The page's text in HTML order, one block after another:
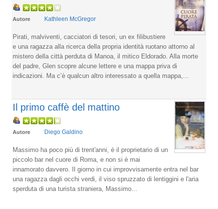
Autore Kathleen McGregor
Pirati, malviventi, cacciatori di tesori, un ex filibustiere
e una ragazza alla ricerca della propria identità ruotano attorno al
mistero della città perduta di Manoa, il mitico Eldorado. Alla morte
del padre, Glen scopre alcune lettere e una mappa priva di
indicazioni. Ma c’è qualcun altro interessato a quella mappa,...
Il primo caffè del mattino
Autore Diego Galdino
Massimo ha poco più di trent'anni, è il proprietario di un
piccolo bar nel cuore di Roma, e non si è mai
innamorato davvero. Il giorno in cui improvvisamente entra nel bar
una ragazza dagli occhi verdi, il viso spruzzato di lentiggini e l'aria
sperduta di una turista straniera, Massimo...